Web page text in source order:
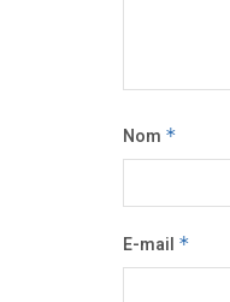
Nom *
E-mail *